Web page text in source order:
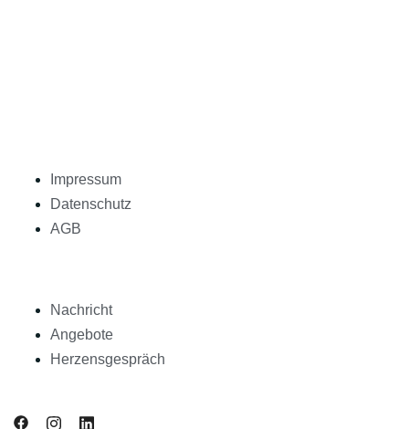
Impressum
Datenschutz
AGB
Nachricht
Angebote
Herzensgespräch